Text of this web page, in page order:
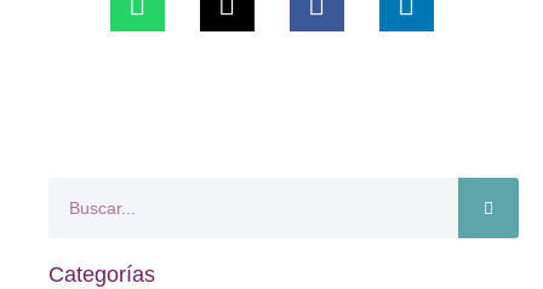
Categorías